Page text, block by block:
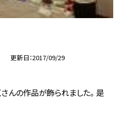
更新日 2017/09/29
さんの作品が飾られました。 是